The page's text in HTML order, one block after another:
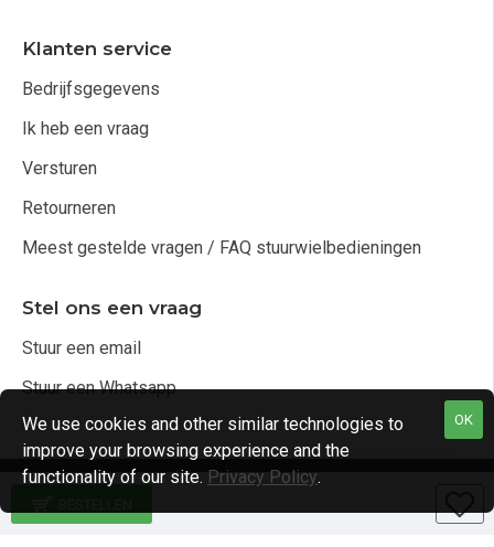
Klanten service
Bedrijfsgegevens
Ik heb een vraag
Versturen
Retourneren
Meest gestelde vragen / FAQ stuurwielbedieningen
Stel ons een vraag
Stuur een email
Stuur een Whatsapp
Copyright © 2021, Audio4cars Alle rechten voorbehouden
OK
We use cookies and other similar technologies to
improve your browsing experience and the
functionality of our site. Privacy Policy.